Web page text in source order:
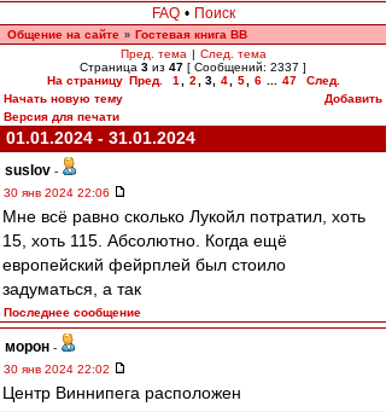
FAQ • Поиск
Общение на сайте » Гостевая книга ВВ
Пред. тема | След. тема
Страница 3 из 47 [ Сообщений: 2337 ]
На страницу Пред. 1 2 3, 4 5 6 47
След.
Начать новую тему
Добавить
Версия для печати
01.01.2024 - 31.01.2024
suslov -
30 янв 2024 22:06
Мне всё равно сколько Лукойл потратил, хоть
15, хоть 115. Абсолютно. Когда ещё
европейский фейрплей был стоило
задуматься, а так
Последнее сообщение
морон -
30 янв 2024 22:02
Центр Виннипега расположен